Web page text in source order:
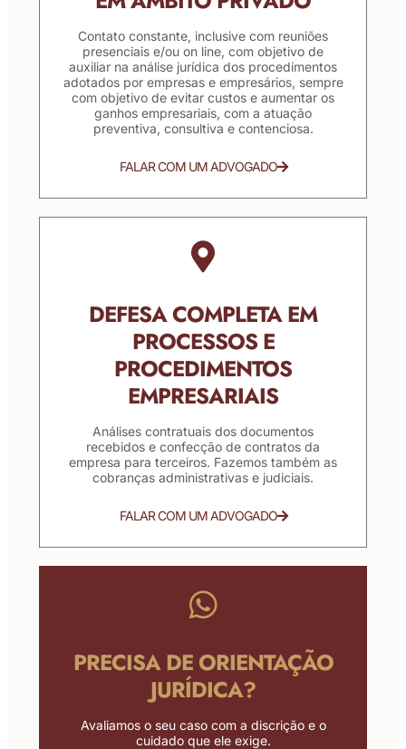
Contato constante, inclusive com reuniões
presenciais e/ou on line, com objetivo de
auxiliar na análise jurídica dos procedimentos
adotados por empresas e empresários, sempre
com objetivo de evitar custos e aumentar os
ganhos empresariais, com a atuação
preventiva, consultiva e contenciosa.
FALAR COM UM ADVOGADO
DEFESA COMPLETA EM
PROCESSOS E
PROCEDIMENTOS
EMPRESARIAIS
Análises contratuais dos documentos
recebidos e confecção de contratos da
empresa para terceiros. Fazemos também as
cobranças administrativas e judiciais.
FALAR COM UM ADVOGADO
PRECISA DE ORIENTAÇÃO
JURÍDICA?
Avaliamos o seu caso com a discrição e o
cuidado que ele exige.